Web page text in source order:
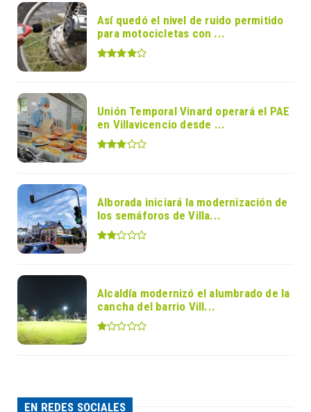
Así quedó el nivel de ruido permitido
para motocicletas con ...
Unión Temporal Vinard operará el PAE
en Villavicencio desde ...
Alborada iniciará la modernización de
los semáforos de Villa...
Alcaldía modernizó el alumbrado de la
cancha del barrio Vill...
EN REDES SOCIALES